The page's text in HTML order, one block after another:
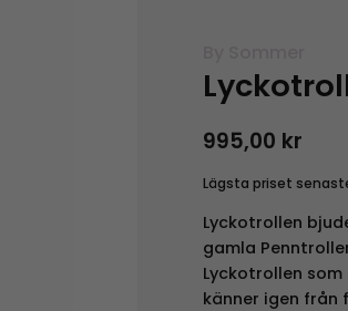
995,00 kr
Lägsta priset
Lyckotrollen
gamla
Lyckotrollen
känner igen från